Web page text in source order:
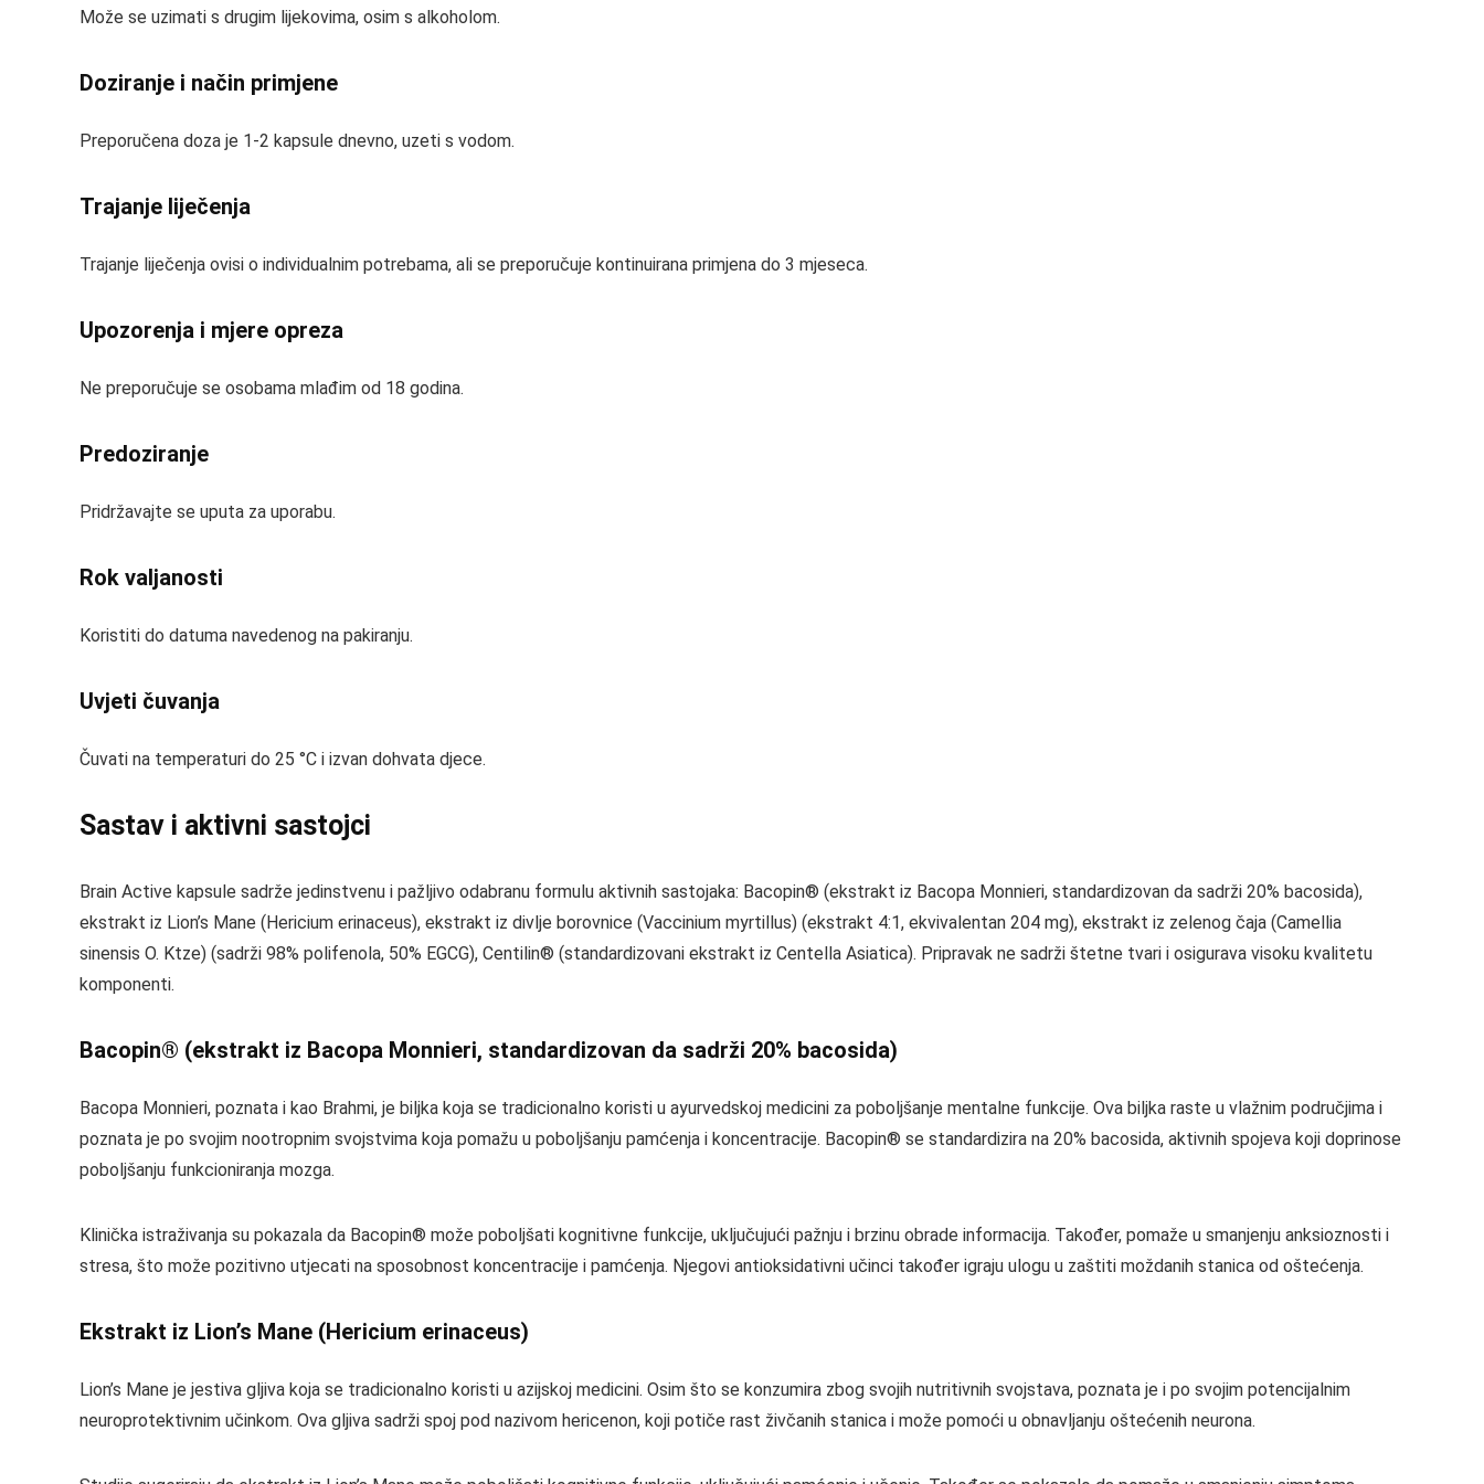
Može se uzimati s drugim lijekovima, osim s alkoholom.
Doziranje i način primjene
Preporučena doza je 1-2 kapsule dnevno, uzeti s vodom.
Trajanje liječenja
Trajanje liječenja ovisi o individualnim potrebama, ali se preporučuje kontinuirana primjena do 3 mjeseca.
Upozorenja i mjere opreza
Ne preporučuje se osobama mlađim od 18 godina.
Predoziranje
Pridržavajte se uputa za uporabu.
Rok valjanosti
Koristiti do datuma navedenog na pakiranju.
Uvjeti čuvanja
Čuvati na temperaturi do 25 °C i izvan dohvata djece.
Sastav i aktivni sastojci
Brain Active kapsule sadrže jedinstvenu i pažljivo odabranu formulu aktivnih sastojaka: Bacopin® (ekstrakt iz Bacopa Monnieri, standardizovan da sadrži 20% bacosida),
ekstrakt iz Lion’s Mane (Hericium erinaceus), ekstrakt iz divlje borovnice (Vaccinium myrtillus) (ekstrakt 4:1, ekvivalentan 204 mg), ekstrakt iz zelenog čaja (Camellia
sinensis O. Ktze) (sadrži 98% polifenola, 50% EGCG), Centilin® (standardizovani ekstrakt iz Centella Asiatica). Pripravak ne sadrži štetne tvari i osigurava visoku kvalitetu
komponenti.
Bacopin® (ekstrakt iz Bacopa Monnieri, standardizovan da sadrži 20% bacosida)
Bacopa Monnieri, poznata i kao Brahmi, je biljka koja se tradicionalno koristi u ayurvedskoj medicini za poboljšanje mentalne funkcije. Ova biljka raste u vlažnim područjima i
poznata je po svojim nootropnim svojstvima koja pomažu u poboljšanju pamćenja i koncentracije. Bacopin® se standardizira na 20% bacosida, aktivnih spojeva koji doprinose
poboljšanju funkcioniranja mozga.
Klinička istraživanja su pokazala da Bacopin® može poboljšati kognitivne funkcije, uključujući pažnju i brzinu obrade informacija. Također, pomaže u smanjenju anksioznosti i
stresa, što može pozitivno utjecati na sposobnost koncentracije i pamćenja. Njegovi antioksidativni učinci također igraju ulogu u zaštiti moždanih stanica od oštećenja.
Ekstrakt iz Lion’s Mane (Hericium erinaceus)
Lion’s Mane je jestiva gljiva koja se tradicionalno koristi u azijskoj medicini. Osim što se konzumira zbog svojih nutritivnih svojstava, poznata je i po svojim potencijalnim
neuroprotektivnim učinkom. Ova gljiva sadrži spoj pod nazivom hericenon, koji potiče rast živčanih stanica i može pomoći u obnavljanju oštećenih neurona.